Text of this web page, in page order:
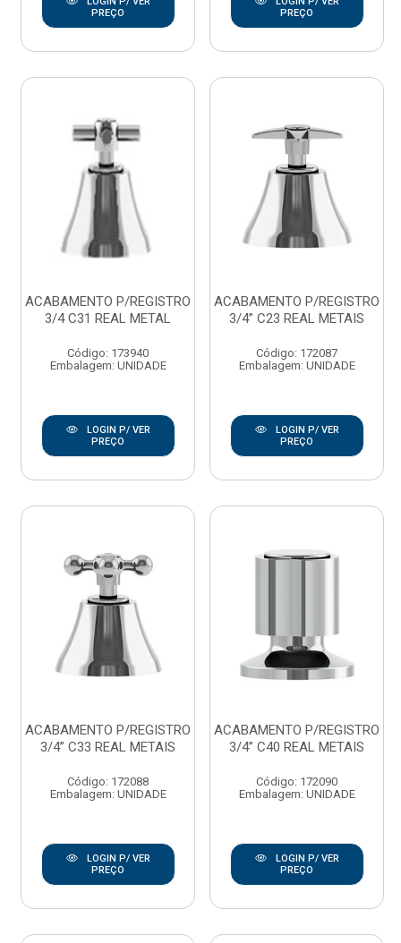
PREÇO
PREÇO
ACABAMENTO P/REGISTRO
3/4 C31 REAL METAL
Código: 173940
Embalagem: UNIDADE
LOGIN P/ VER
PREÇO
ACABAMENTO P/REGISTRO
3/4” C23 REAL METAIS
Código: 172087
Embalagem: UNIDADE
LOGIN P/ VER
PREÇO
ACABAMENTO P/REGISTRO
3/4” C33 REAL METAIS
Código: 172088
Embalagem: UNIDADE
LOGIN P/ VER
PREÇO
ACABAMENTO P/REGISTRO
3/4” C40 REAL METAIS
Código: 172090
Embalagem: UNIDADE
LOGIN P/ VER
PREÇO